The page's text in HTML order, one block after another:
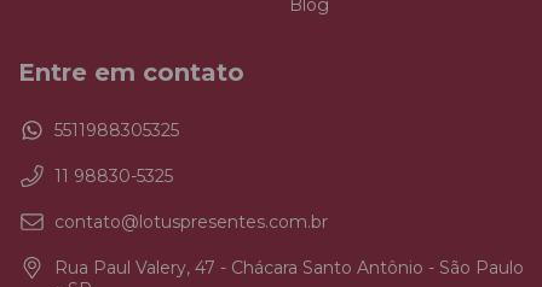
Blog
Entre em contato
5511988305325
11 98830-5325
contato@lotuspresentes.com.br
Rua Paul Valery, 47 - Chácara Santo Antônio - São Paulo